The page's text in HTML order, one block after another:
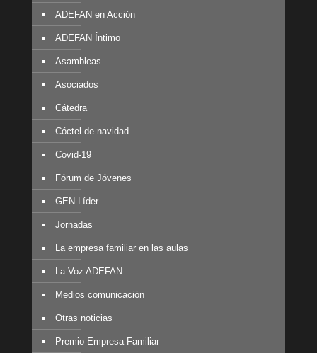
ADEFAN en Acción
ADEFAN Íntimo
Asambleas
Asociados
Cátedra
Cóctel de navidad
Covid-19
Fórum de Jóvenes
GEN-Líder
Jornadas
La empresa familiar en las aulas
La Voz ADEFAN
Medios comunicación
Otras noticias
Premio Empresa Familiar